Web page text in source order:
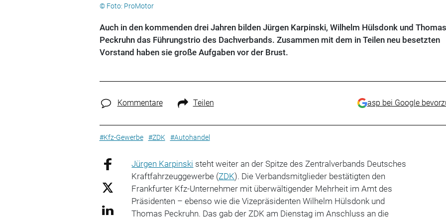
© Foto: ProMotor
Auch in den kommenden drei Jahren bilden Jürgen Karpinski, Wilhelm Hülsdonk und Thomas
Peckruhn das Führungstrio des Dachverbands. Zusammen mit dem in Teilen neu besetzten
Vorstand haben sie große Aufgaben vor der Brust.
Kommentare Teilen asp bei Google
#Kfz-Gewerbe #ZDK #Autohandel
Jürgen Karpinski steht weiter an der Spitze des Zentralverbands Deutsches
Kraftfahrzeuggewerbe (ZDK). Die Verbandsmitglieder bestätigten den
Frankfurter Kfz-Unternehmer mit überwältigender Mehrheit im Amt des
Präsidenten – ebenso wie die Vizepräsidenten Wilhelm Hülsdonk und
Thomas Peckruhn. Das gab der ZDK am Dienstag im Anschluss an die